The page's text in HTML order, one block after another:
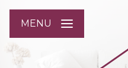
MENU